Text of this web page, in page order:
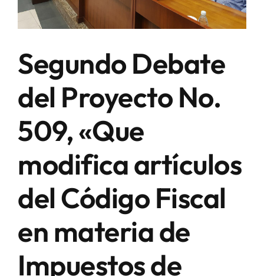
Segundo Debate
del Proyecto No.
509, «Que
modifica artículos
del Código Fiscal
en materia de
Impuestos de